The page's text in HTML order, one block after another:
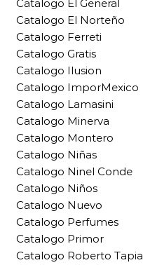
Catalogo El General
Catalogo El Norteño
Catalogo Ferreti
Catalogo Gratis
Catalogo Ilusion
Catalogo ImporMexico
Catalogo Lamasini
Catalogo Minerva
Catalogo Montero
Catalogo Niñas
Catalogo Ninel Conde
Catalogo Niños
Catalogo Nuevo
Catalogo Perfumes
Catalogo Primor
Catalogo Roberto Tapia